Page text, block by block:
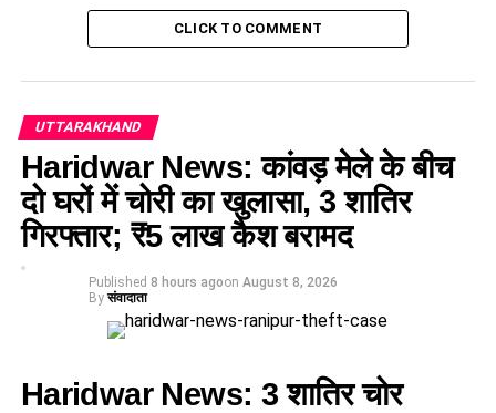
CLICK TO COMMENT
UTTARAKHAND
Haridwar News: कांवड़ मेले के बीच
दो घरों में चोरी का खुलासा, 3 शातिर
गिरफ्तार; ₹5 लाख कैश बरामद
Published 8 hours agoon August 8, 2026
By संवादाता
Haridwar News: 3 शातिर चोर